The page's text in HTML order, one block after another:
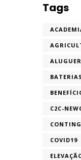
Tags
BATERIAS
C2C-
COVID19